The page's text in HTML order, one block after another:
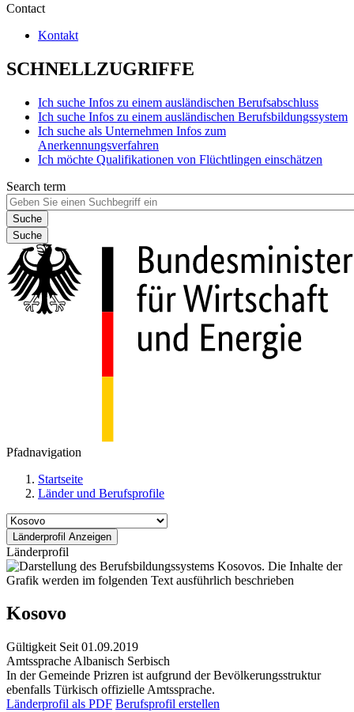
Contact
Kontakt
SCHNELLZUGRIFFE
Ich suche Infos zu einem ausländischen Berufsabschluss
Ich suche Infos zu einem ausländischen Berufsbildungssystem
Ich suche als Unternehmen Infos zum
Anerkennungsverfahren
Ich möchte Qualifikationen von Flüchtlingen einschätzen
Search term
Suche
Pfadnavigation
Startseite
Länder und Berufsprofile
Länderprofil
Kosovo
Gültigkeit Seit 01.09.2019
Amtssprache Albanisch Serbisch
In der Gemeinde Prizren ist aufgrund der Bevölkerungsstruktur
ebenfalls Türkisch offizielle Amtssprache.
Länderprofil als PDF Berufsprofil erstellen